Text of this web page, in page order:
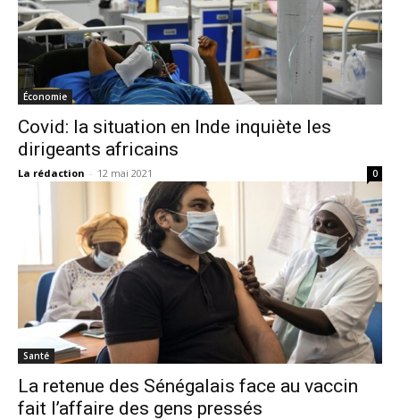
Économie
Covid: la situation en Inde inquiète les
dirigeants africains
La rédaction - 12 mai 2021 0
Santé
La retenue des Sénégalais face au vaccin
fait l’affaire des gens pressés